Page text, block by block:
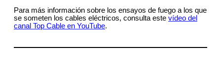
Para más información sobre los ensayos de fuego a los que
se someten los cables eléctricos, consulta este vídeo del
canal Top Cable en YouTube.